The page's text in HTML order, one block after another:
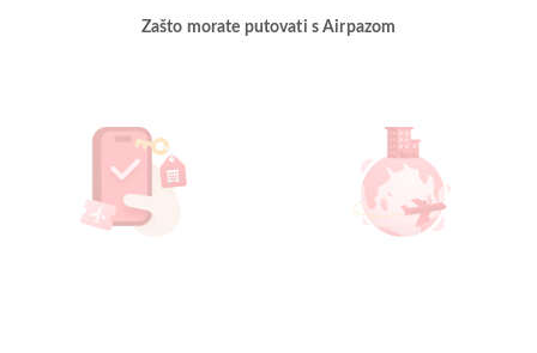
Zašto morate putovati s Airpazom